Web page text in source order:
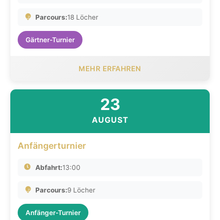
Parcours:18 Löcher
Gärtner-Turnier
MEHR ERFAHREN
23
AUGUST
Anfängerturnier
Abfahrt:13:00
Parcours:9 Löcher
Anfänger-Turnier